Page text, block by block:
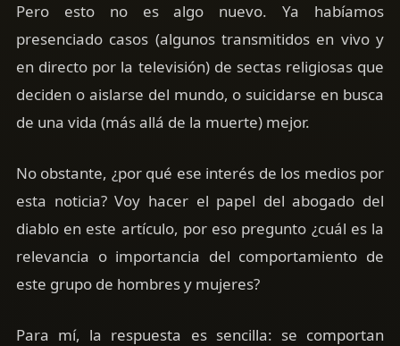
Pero esto no es algo nuevo. Ya habíamos
presenciado casos (algunos transmitidos en vivo y
en directo por la televisión) de sectas religiosas que
deciden o aislarse del mundo, o suicidarse en busca
de una vida (más allá de la muerte) mejor.
No obstante, ¿por qué ese interés de los medios por
esta noticia? Voy hacer el papel del abogado del
diablo en este artículo, por eso pregunto ¿cuál es la
relevancia o importancia del comportamiento de
este grupo de hombres y mujeres?
Para mí, la respuesta es sencilla: se comportan